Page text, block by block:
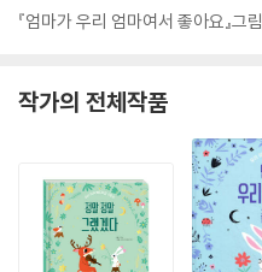
『엄마가 우리 엄마여서 좋아요』그림
작가의 전체작품